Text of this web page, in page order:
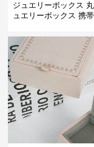
ジュエリーボックス
ュエリーボックス 携